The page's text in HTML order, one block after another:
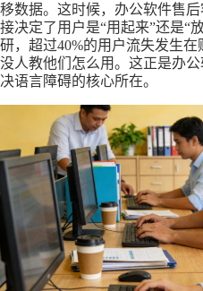
移数据。这时候，办公软件售
接决定了用户是“用起来”还是“
研，超过40%的用户流失发生
没人教他们怎么用。这正是办
决语言障碍的核心所在。